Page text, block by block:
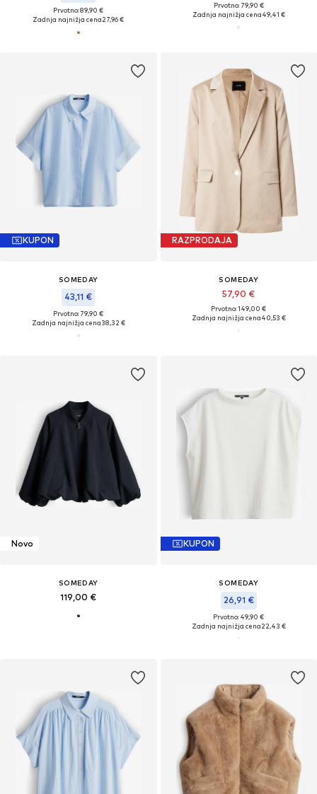
Prvotno: 89,90 €
Zadnja najnižja cena27,96 €
Prvotno: 79,90 €
Zadnja najnižja cena49,41 €
KUPON
SOMEDAY
43,11 €
Prvotno: 79,90 €
Zadnja najnižja cena38,32 €
RAZPRODAJA
SOMEDAY
57,90 €
Prvotno: 149,00 €
Zadnja najnižja cena40,53 €
Novo
SOMEDAY
119,00 €
KUPON
SOMEDAY
26,91 €
Prvotno: 49,90 €
Zadnja najnižja cena22,43 €